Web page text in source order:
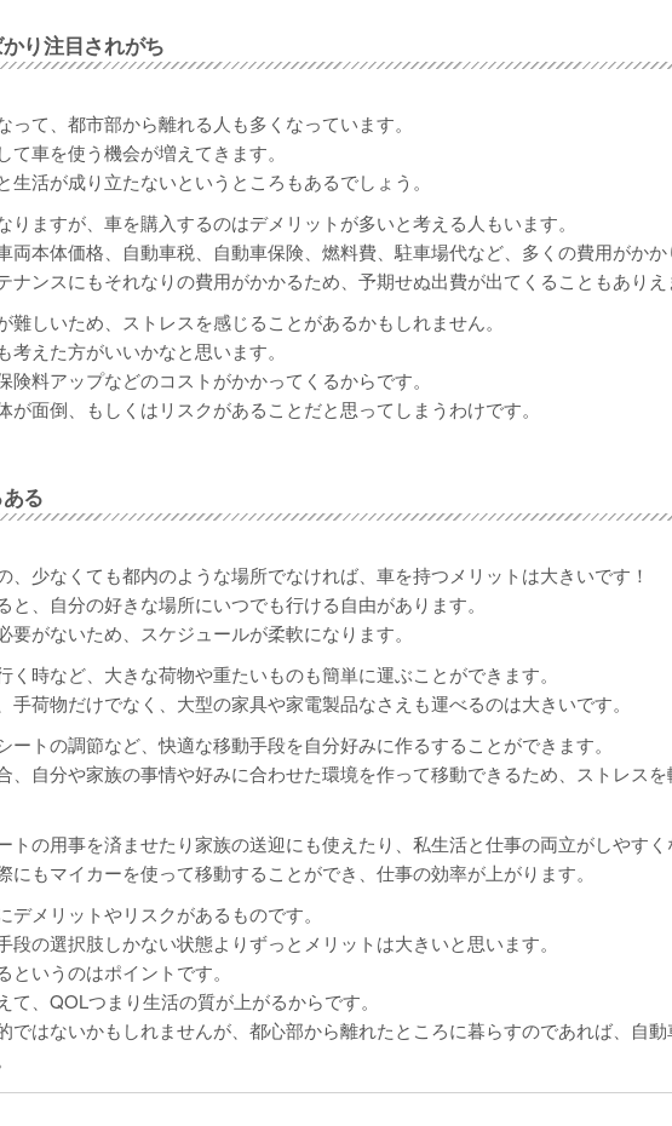
り注目されがち
て、都市部から離れる人も多くなっています。
車を使う機会が増えてきます。
活が成り立たないというところもあるでしょう。
ますが、車を購入するのはデメリットが多いと考える人もいます。
両本体価格、自動車税、自動車保険、燃料費、駐車場代など、多くの費用がかか
ンスにもそれなりの費用がかかるため、予期せぬ出費が出てくることもありえ
しいため、ストレスを感じることがあるかもしれません。
えた方がいいかなと思います。
料アップなどのコストがかかってくるからです。
が面倒、もしくはリスクがあることだと思ってしまうわけです。
る
、少なくても都内のような場所でなければ、車を持つメリットは大きいです！
、自分の好きな場所にいつでも行ける自由があります。
がないため、スケジュールが柔軟になります。
く時など、大きな荷物や重たいものも簡単に運ぶことができます。
荷物だけでなく、大型の家具や家電製品なさえも運べるのは大きいです。
ートの調節など、快適な移動手段を自分好みに作るすることができます。
、自分や家族の事情や好みに合わせた環境を作って移動できるため、ストレス
トの用事を済ませたり家族の送迎にも使えたり、私生活と仕事の両立がしやすく
もマイカーを使って移動することができ、仕事の効率が上がります。
メリットやリスクがあるものです。
の選択肢しかない状態よりずっとメリットは大きいと思います。
いうのはポイントです。
、QOLつまり生活の質が上がるからです。
ではないかもしれませんが、都心部から離れたところに暮らすのであれば、自